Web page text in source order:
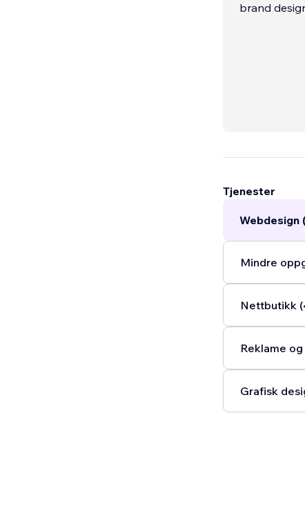
brand
Tjenester
Webdesign
Mindre
Nettbutikk
Reklame
Grafisk